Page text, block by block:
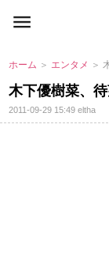
ホーム ＞ エンタメ ＞
木下優樹菜、
2011-09-29 15:49eltha